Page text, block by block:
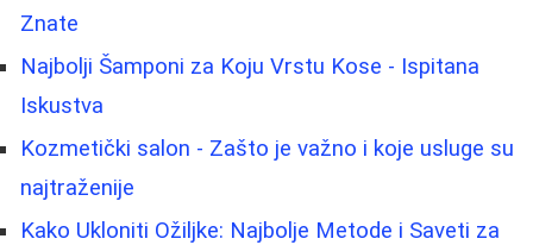
Znate
Najbolji Šamponi za Koju Vrstu Kose - Ispitana
Iskustva
Kozmetički salon - Zašto je važno i koje usluge su
najtraženije
Kako Ukloniti Ožiljke: Najbolje Metode i Saveti za